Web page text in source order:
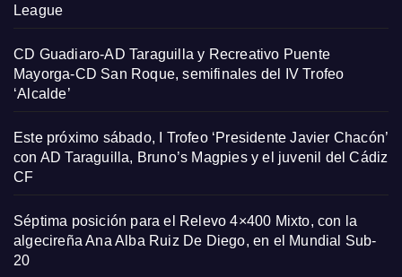
League
CD Guadiaro-AD Taraguilla y Recreativo Puente
Mayorga-CD San Roque, semifinales del IV Trofeo
‘Alcalde’
Este próximo sábado, I Trofeo ‘Presidente Javier Chacón’
con AD Taraguilla, Bruno’s Magpies y el juvenil del Cádiz
CF
Séptima posición para el Relevo 4×400 Mixto, con la
algecireña Ana Alba Ruiz De Diego, en el Mundial Sub-
20